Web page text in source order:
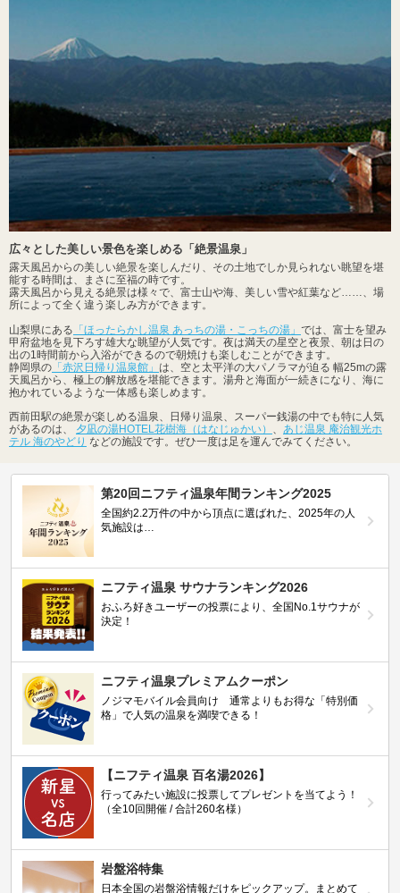
広々とした美しい景色を楽しめる「絶景温泉」
露天風呂からの美しい絶景を楽しんだり、その土地でしか見られない眺望を堪
能する時間は、まさに至福の時です。
露天風呂から見える絶景は様々で、富士山や海、美しい雪や紅葉など……、場
所によって全く違う楽しみ方ができます。
山梨県にある 「ほったらかし温泉 あっちの湯・こっちの湯」 では、富士を望み
甲府盆地を見下ろす雄大な眺望が人気です。夜は満天の星空と夜景、朝は日の
出の1時間前から入浴ができるので朝焼けも楽しむことができます。
静岡県の 「赤沢日帰り温泉館」 は、空と太平洋の大パノラマが迫る 幅25mの露
天風呂から、極上の解放感を堪能できます。湯舟と海面が一続きになり、海に
抱かれているような一体感も楽しめます。
西前田駅の絶景が楽しめる温泉、日帰り温泉、スーパー銭湯の中でも特に人気
があるのは、 夕凪の湯HOTEL花樹海（はなじゅかい）
あじ温泉 庵治観光ホ
テル 海のやどり などの施設です。ぜひ一度は足を運んでみてください。
第20回ニフティ温泉年間ランキング2025
全国約2.2万件の中から頂点に選ばれた、2025年の人
気施設は…
ニフティ温泉 サウナランキング2026
おふろ好きユーザーの投票により、全国No.1サウナが
決定！
ニフティ温泉プレミアムクーポン
ノジマモバイル会員向け 通常よりもお得な「特別価
格」で人気の温泉を満喫できる！
【ニフティ温泉 百名湯2026】
行ってみたい施設に投票してプレゼントを当てよう！
（全10回開催 / 合計260名様）
岩盤浴特集
日本全国の岩盤浴情報だけをピックアップ。まとめて